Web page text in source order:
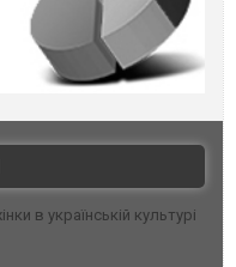
в українській культурі